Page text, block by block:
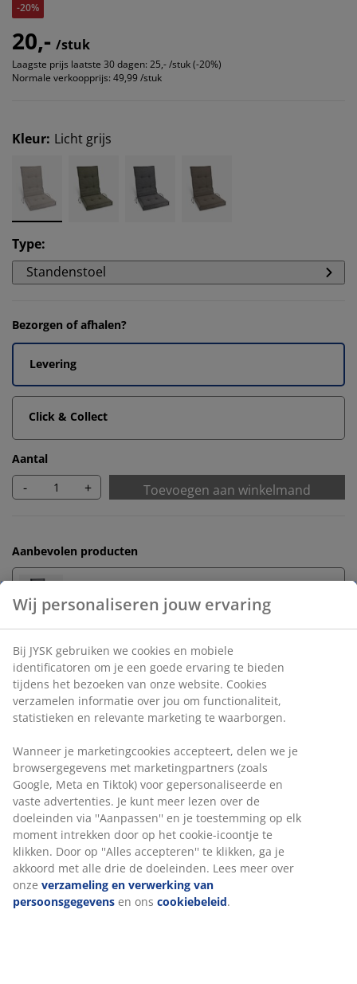
-20%
20,- /stuk
Laagste prijs laatste 30 dagen: 25,- /stuk (-20%)
Normale verkoopprijs: 49,99 /stuk
Kleur: Licht grijs
Type:
Standenstoel
Bezorgen of afhalen?
Levering
Click & Collect
Aantal
- + Toevoegen aan winkelmand
Aanbevolen producten
Tuinstoelen
Onbeperkt retourneren
Geen tijdslimiet - retourneer in iedere JYSK-winkel
30 dagen prijsgarantie op alle artikelen
Flexibele bezorgopties
Snelle en gemakkelijke bezorgopties naar keuze
Luxe tuinkussen met duurzame, structuurgeweven
hoes. Voor standenstoel. 50x120x8 cm
Artikelnummer: 3725226